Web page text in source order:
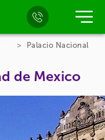
Palacio Nacional
de Mexico